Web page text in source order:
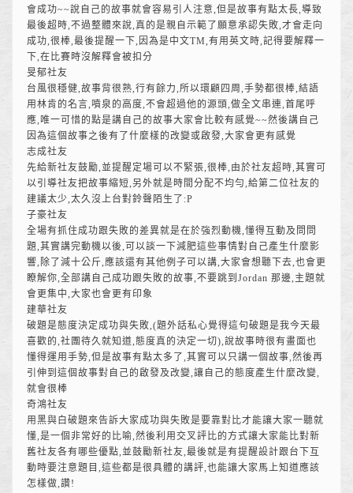
會成功~~說自己的故事就會容易引人注意,但是故事有點太長,導致
最後超時,不過整體來說,真的是親自示範了願意承認失敗,才會走向
成功,很棒,最後提醒一下,因為是中文TM,有用英文時,記得要解釋一
下,在比賽時沒解釋會被扣分
旻郁社友
台風很穩健,故事背很熟,行有餘力,所以環顧四周,手勢都很棒,結語
用林肯的名言,噴泉的高度,不會超過他的源頭,做全文串連,首尾呼
應,唯一可惜的點是講自己的故事大家會比較有感覺~~然後講自己
因為這個故事之後有了什麼樣的改變或啟發,大家會更有感覺
志成社友
先給新社友鼓勵,並提醒定場可以不緊張,很棒,由於社友超時,其實可
以引導社友把故事縮短,另外就是時間分配不均勻,給第二位社友的
建議太少,太久沒上台對鈴聲陌生了:P
子豪社友
全場有抓住成功跟失敗的差異就是在於強烈動機,懂得互動及問問
題,其實講完動機以後,可以談一下減肥這些事情對自己產生什麼影
響,除了減十公斤,應該還有其他例子可以講,大家會想聽下去,也會更
瞭解你,全部講自己成功跟失敗的故事,不要跳到Jordan 那邊,主題就
會更集中,大家也會更有印象
建華社友
破題是態度決定成功與失敗,(題外話私心覺得這句破題是我今天最
喜歡的,社團待久就知道,態度真的決定一切),說故事時很有畫面也
懂得運用手勢,但是故事有點太多了,其實可以只講一個故事,然後再
引伸到這個故事對自己的啟發及改變,讓自己的態度產生什麼改變,
就會很棒
奇鴻社友
用黑與白破題來告訴大家成功與失敗是要靠對比才能讓大家一聽就
懂,是一個非常好的比喻,然後利用交叉評比的方式讓大家能比對新
舊社友各有哪些優點,並鼓勵新社友,最後就是有提醒設計跟台下互
動時要注意題目,這些都是很具體的講評,也能讓大家馬上知道應該
怎樣做,讚!